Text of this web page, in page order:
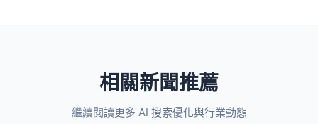
相關新聞推薦
繼續閱讀更多 AI 搜索優化與行業動態